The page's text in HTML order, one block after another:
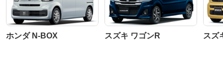
ホンダ N-BOX スズキ ワゴンR スズ